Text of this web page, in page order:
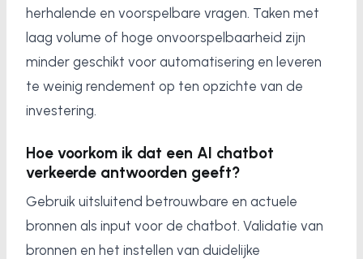
herhalende en voorspelbare vragen. Taken met
laag volume of hoge onvoorspelbaarheid zijn
minder geschikt voor automatisering en leveren
te weinig rendement op ten opzichte van de
investering.
Hoe voorkom ik dat een AI chatbot
verkeerde antwoorden geeft?
Gebruik uitsluitend betrouwbare en actuele
bronnen als input voor de chatbot. Validatie van
bronnen en het instellen van duidelijke